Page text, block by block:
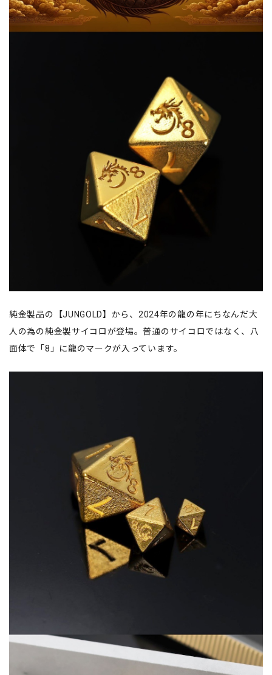
純金製品の【JUNGOLD】から、2024年の龍の年にちなんだ大
人の為の純金製サイコロが登場。普通のサイコロではなく、八
面体で「8」に龍のマークが入っています。